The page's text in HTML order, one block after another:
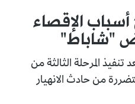
الإقصاء
"شاباط"
المرحلة الثالثة من
من حادث الانهيار